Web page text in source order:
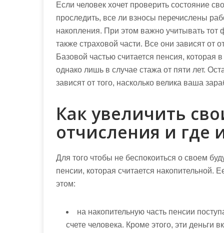
Если человек хочет проверить состояние
проследить, все ли взносы перечислены
накопления. При этом важно учитывать тот
также страховой части. Все они зависят от
Базовой частью считается пенсия, которая
однако лишь в случае стажа от пяти лет.
зависят от того, насколько велика ваша
Как увеличить
отчисления и где
Для того чтобы не беспокоиться о своем
пенсии, которая считается
этом:
на накопительную часть пенсии
счете человека. Кроме этого, эти